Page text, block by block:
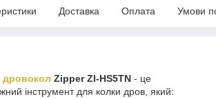
Доставка Оплата Умови
дровокол Zipper ZI-HS5TN - це
інструмент для колки дров, який: